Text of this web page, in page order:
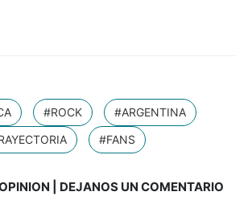
#ROCK
#ARGENTINA
#FANS
| DEJANOS UN COMENTARIO